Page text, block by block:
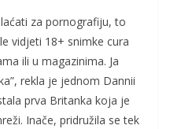
za pornografiju, to
vidjeti 18+ snimke cura
ili u magazinima. Ja
rekla je jednom Dannii
prva Britanka koja je
Inače, pridružila se tek